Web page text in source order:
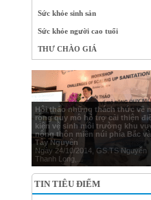
Sức khỏe sinh sản
Sức khỏe người cao tuổi
THƯ CHÀO GIÁ
Hội thảo những thách thức về
rộng quy mô hỗ trợ cải thiện
kiện vệ sinh môi trường khu
nông thôn miền núi phía Bắc và
Tây Nguyên
Ngày 24/10/2014, GS.TS Nguyễn
Thanh Long,...
TIN TIÊU ĐIỂM